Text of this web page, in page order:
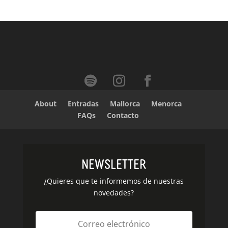
About Entradas Mallorca
Menorca
FAQs
Contacto
Newsletter
¿Quieres que te informemos de nuestras
novedades?